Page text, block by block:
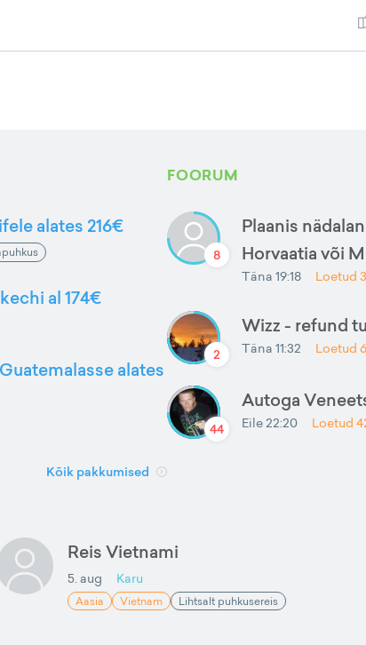
alates 216€
al 174€
alates
Kõik pakkumised
FOORUM
8
Plaanis
Horvaatia või
Täna 19:18 Loetud
2
Wizz - refund
Täna 11:32 Loetud
44
Autoga
Eile 22:20 Loetud
Reis Vietnami
5. aug Karu
Aasia Vietnam Lihtsalt puhkusereis